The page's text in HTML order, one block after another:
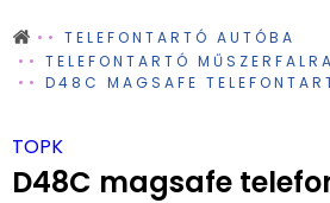
TELEFONTARTÓ AUTÓBA
TELEFONTARTÓ MŰSZERFALRA
D48C MAGSAFE
TOPK
D48C magsafe